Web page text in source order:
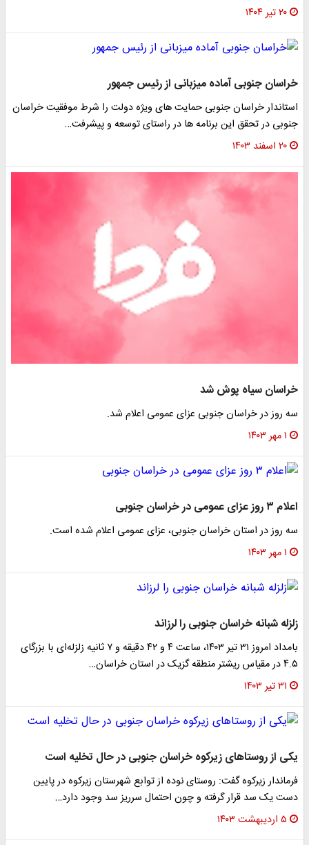
۲۰ تیر ۱۴۰۴
خراسان جنوبی آماده میزبانی از رئیس جمهور
استاندار خراسان جنوبی حمایت های ویژه دولت را شرط موفقیت خراسان
جنوبی در تحقق این برنامه ها در راستای توسعه و پیشرفت…
۲۰ اسفند ۱۴۰۳
خراسان سیاه پوش شد
سه روز ‌در خراسان جنوبی عزای عمومی اعلام شد.
۱ مهر ۱۴۰۳
اعلام ۳ روز ‌عزای عمومی در خراسان جنوبی
سه روز در استان خراسان جنوبی، عزای عمومی اعلام شده است.
۱ مهر ۱۴۰۳
زلزله شبانه خراسان جنوبی را لرزاند
بامداد امروز ۳۱ تیر ۱۴۰۳، ساعت ۴ و ۴۲ دقیقه و ۷ ثانیه زلزله‌ای با بزرگای
۴.۵ در مقیاس ریشتر منطقه گزیک در استان خراسان…
۳۱ تیر ۱۴۰۳
یکی از روستاهای زیرکوه خراسان جنوبی در حال تخلیه است
فرماندار زیرکوه گفت: روستای نوده از توابع شهرستان زیرکوه در پایین
دست یک سد قرار گرفته و چون احتمال سرریز سد وجود دارد…
۵ اردیبهشت ۱۴۰۳